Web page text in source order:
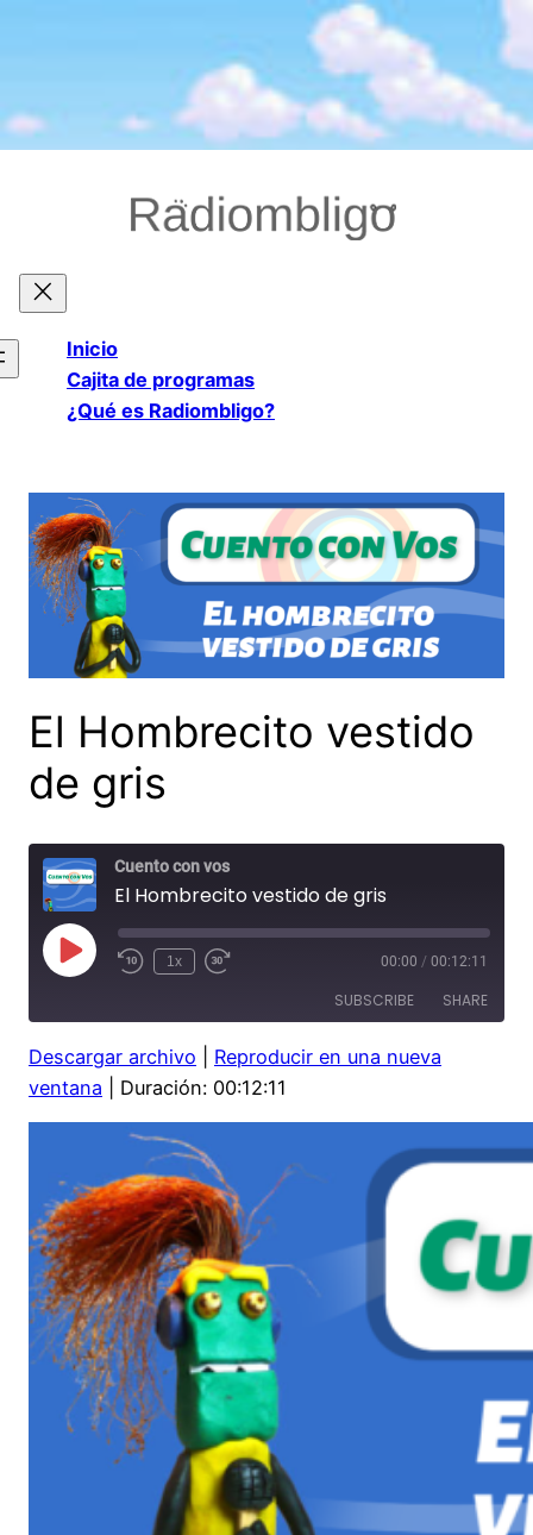
Inicio
Cajita de programas
¿Qué es Radiombligo?
El Hombrecito vestido
de gris
Cuento con vos
El Hombrecito vestido de gris
Play
Episode Rewind
1x
Fast
seconds
00:00 / 00:12:11
SUBSCRIBE SHARE
RSS FEED
SHARE
LINK
Descargar archivo
Reproducir en una nueva
ventana
Duración: 00:12:11